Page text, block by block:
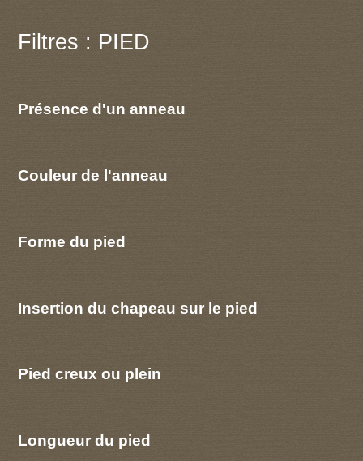
Filtres : PIED
Présence d'un anneau
Couleur de l'anneau
Forme du pied
Insertion du chapeau sur le pied
Pied creux ou plein
Longueur du pied